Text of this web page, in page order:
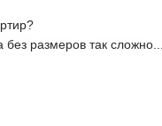
размеров так сложно....